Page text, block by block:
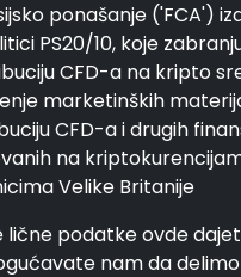
ponašanje ('FCA')
PS20/10, koje
CFD-a na kripto
marketinških
CFD-a i drugih
na
Velike Britanije
lične podatke ovde
nam da